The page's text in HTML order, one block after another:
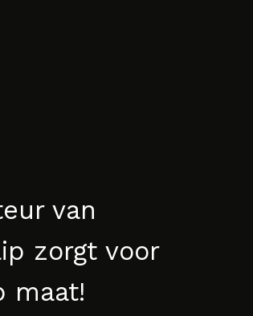
van
zorgt voor
maat!